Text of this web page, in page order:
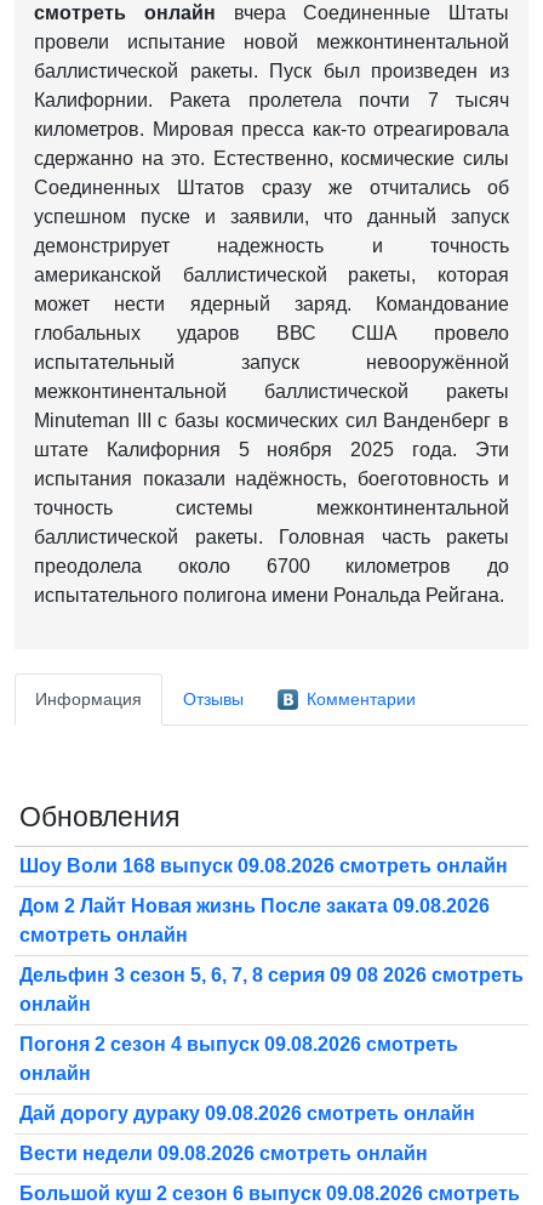
смотреть онлайн вчера Соединенные Штаты
провели испытание новой межконтинентальной
баллистической ракеты. Пуск был произведен из
Калифорнии. Ракета пролетела почти 7 тысяч
километров. Мировая пресса как-то отреагировала
сдержанно на это. Естественно, космические силы
Соединенных Штатов сразу же отчитались об
успешном пуске и заявили, что данный запуск
демонстрирует надежность и точность
американской баллистической ракеты, которая
может нести ядерный заряд. Командование
глобальных ударов ВВС США провело
испытательный запуск невооружённой
межконтинентальной баллистической ракеты
Minuteman III с базы космических сил Ванденберг в
штате Калифорния 5 ноября 2025 года. Эти
испытания показали надёжность, боеготовность и
точность системы межконтинентальной
баллистической ракеты. Головная часть ракеты
преодолела около 6700 километров до
испытательного полигона имени Рональда Рейгана.
Информация Отзывы Комментарии
Обновления
Шоу Воли 168 выпуск 09.08.2026 смотреть онлайн
Дом 2 Лайт Новая жизнь После заката 09.08.2026
смотреть онлайн
Дельфин 3 сезон 5, 6, 7, 8 серия 09 08 2026 смотреть
онлайн
Погоня 2 сезон 4 выпуск 09.08.2026 смотреть
онлайн
Дай дорогу дураку 09.08.2026 смотреть онлайн
Вести недели 09.08.2026 смотреть онлайн
Большой куш 2 сезон 6 выпуск 09.08.2026 смотреть